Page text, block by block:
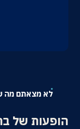
לא מצאתם מה
הופעות של